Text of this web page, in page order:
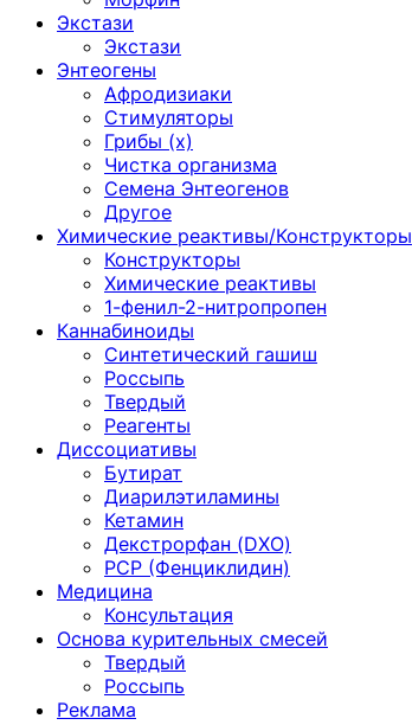
Экстази
Экстази
Энтеогены
Афродизиаки
Стимуляторы
Грибы (х)
Чистка организма
Семена Энтеогенов
Другое
Химические реактивы/Конструкторы
Конструкторы
Химические реактивы
1-фенил-2-нитропропен
Каннабиноиды
Синтетический гашиш
Россыпь
Твердый
Реагенты
Диссоциативы
Бутират
Диарилэтиламины
Кетамин
Декстрорфан (DXO)
PCP (Фенциклидин)
Медицина
Консультация
Основа курительных смесей
Твердый
Россыпь
Реклама